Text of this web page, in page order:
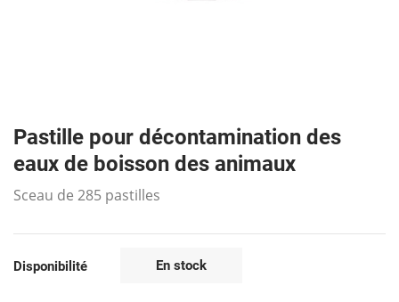
Pastille pour décontamination des
eaux de boisson des animaux
Sceau de 285 pastilles
Disponibilité En stock